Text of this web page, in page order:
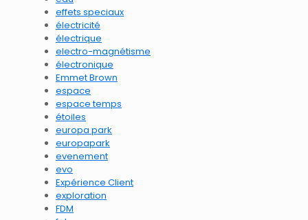
effets speciaux
électricité
électrique
electro-magnétisme
électronique
Emmet Brown
espace
espace temps
étoiles
europa park
europapark
evenement
evo
Expérience Client
exploration
FDM